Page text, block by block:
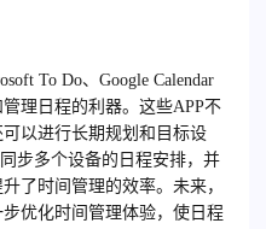
To Do、Google Calendar
理日程的利器。这些APP不
以进行长期规划和目标设
步多个设备的日程安排，并
了时间管理的效率。未来，
优化时间管理体验，使日程